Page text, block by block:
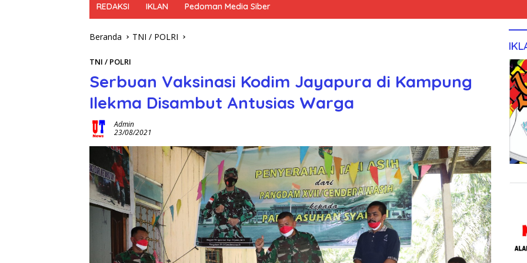
REDAKSI IKLAN Pedoman Media Siber
Beranda TNI / POLRI
TNI / POLRI
Serbuan Vaksinasi Kodim Jayapura di Kampung
Ilekma Disambut Antusias Warga
Admin
23/08/2021